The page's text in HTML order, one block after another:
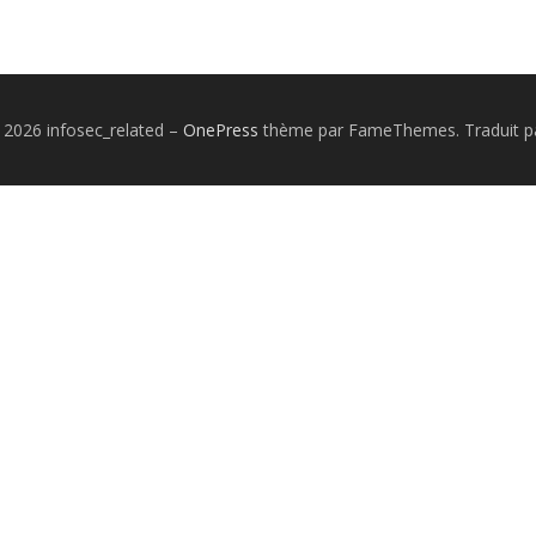
infosec_related – OnePress thème par FameThemes. Traduit